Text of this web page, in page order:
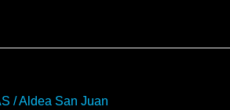
/Aldea San Juan